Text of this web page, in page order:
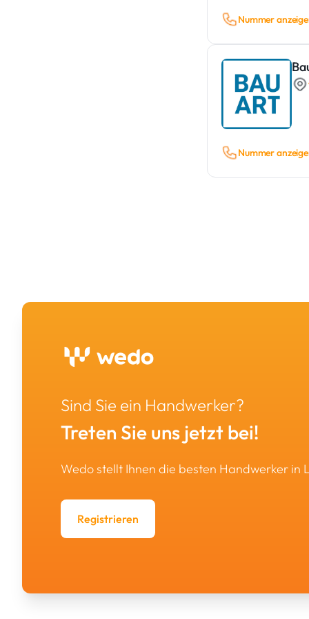
Nummer
Nummer
Sind Sie ein Handwerker?
Treten Sie uns jetzt bei!
Wedo stellt Ihnen die besten Handwerker in
Registrieren